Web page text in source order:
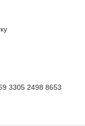
3305 2498 8653